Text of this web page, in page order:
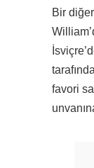
Bir
favori